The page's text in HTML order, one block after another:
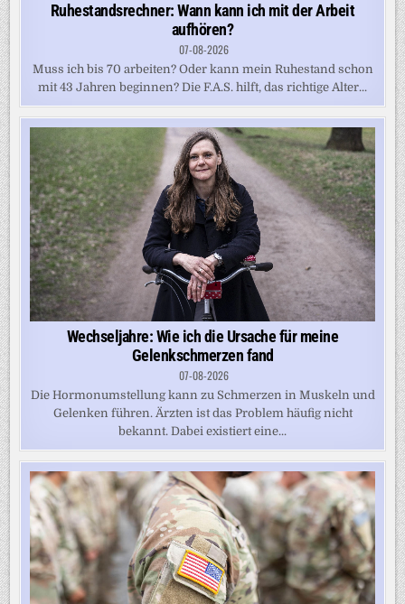
Ruhestandsrechner: Wann kann ich mit der Arbeit
aufhören?
07-08-2026
Muss ich bis 70 arbeiten? Oder kann mein Ruhestand schon
mit 43 Jahren beginnen? Die F.A.S. hilft, das richtige Alter...
Wechseljahre: Wie ich die Ursache für meine
Gelenkschmerzen fand
07-08-2026
Die Hormonumstellung kann zu Schmerzen in Muskeln und
Gelenken führen. Ärzten ist das Problem häufig nicht
bekannt. Dabei existiert eine...